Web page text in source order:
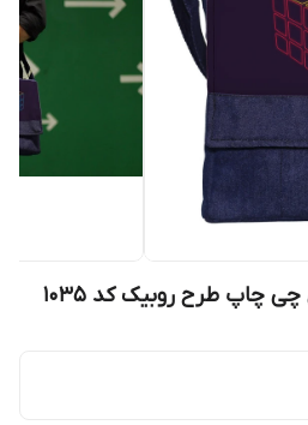
چاپ طرح روبیک کد 1035